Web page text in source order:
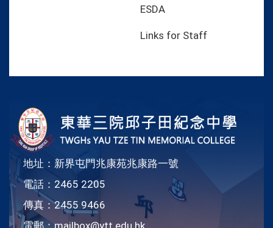
ESDA
Links for Staff
地址：新界屯門兆康苑兆康路一號
電話：2465 2205
傳真：2455 9466